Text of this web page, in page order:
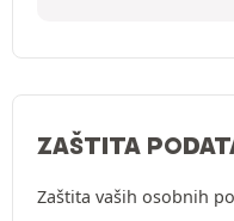
ZAŠTITA
Zaštita vaših osobnih